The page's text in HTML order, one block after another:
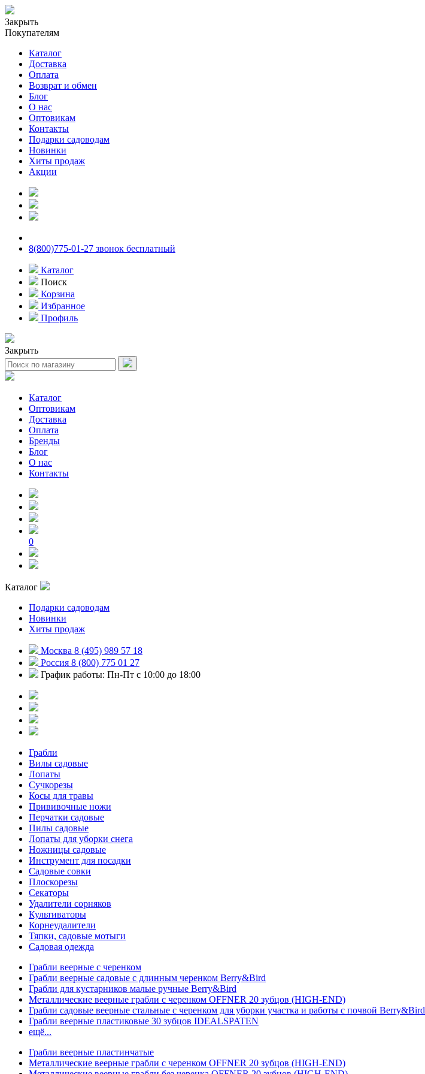
Закрыть
Покупателям
Каталог
Доставка
Оплата
Возврат и обмен
Блог
О нас
Оптовикам
Контакты
Подарки садоводам
Новинки
Хиты продаж
Акции
8(800)775-01-27 звонок бесплатный
Каталог
Поиск
Корзина
Избранное
Профиль
Закрыть
Каталог
Оптовикам
Доставка
Оплата
Бренды
Блог
О нас
Контакты
0
Каталог
Подарки садоводам
Новинки
Хиты продаж
Москва 8 (495) 989 57 18
Россия 8 (800) 775 01 27
График работы: Пн-Пт с 10:00 до 18:00
Грабли
Вилы садовые
Лопаты
Сучкорезы
Косы для травы
Прививочные ножи
Перчатки садовые
Пилы садовые
Лопаты для уборки снега
Ножницы садовые
Инструмент для посадки
Садовые совки
Плоскорезы
Секаторы
Удалители сорняков
Культиваторы
Корнеудалители
Тяпки, садовые мотыги
Садовая одежда
Грабли веерные с черенком
Грабли веерные садовые с длинным черенком Berry&Bird
Грабли для кустарников малые ручные Berry&Bird
Металлические веерные грабли с черенком OFFNER 20 зубцов (HIGH-END)
Грабли садовые веерные стальные с черенком для уборки участка и работы с почвой Berry&Bird
Грабли веерные пластиковые 30 зубцов IDEALSPATEN
ещё...
Грабли веерные пластинчатые
Металлические веерные грабли с черенком OFFNER 20 зубцов (HIGH-END)